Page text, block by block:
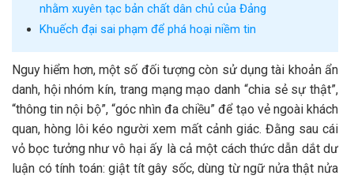
nhằm xuyên tạc bản chất dân chủ của Đảng
Khuếch đại sai phạm để phá hoại niềm tin
Nguy hiểm hơn, một số đối tượng còn sử dụng tài khoản ẩn
danh, hội nhóm kín, trang mạng mạo danh “chia sẻ sự thật”,
“thông tin nội bộ”, “góc nhìn đa chiều” để tạo vẻ ngoài khách
quan, hòng lôi kéo người xem mất cảnh giác. Đằng sau cái
vỏ bọc tưởng như vô hại ấy là cả một cách thức dẫn dắt dư
luận có tính toán: giật tít gây sốc, dùng từ ngữ nửa thật nửa